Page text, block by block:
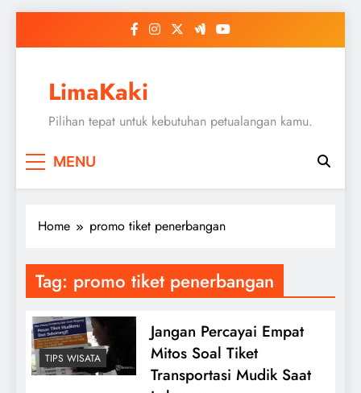
LimaKaki
Pilihan tepat untuk kebutuhan petualangan kamu.
MENU
Home promo tiket penerbangan
Tag: promo tiket penerbangan
TIPS WISATA
Jangan Percayai Empat
Mitos Soal Tiket
Transportasi Mudik Saat